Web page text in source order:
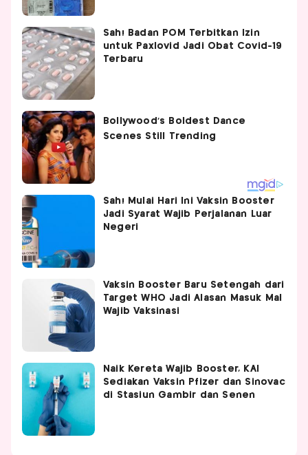
Sah! Badan POM Terbitkan Izin
untuk Paxlovid Jadi Obat Covid-19
Terbaru
Sah! Mulai Hari Ini Vaksin Booster
Jadi Syarat Wajib Perjalanan Luar
Negeri
Vaksin Booster Baru Setengah dari
Target WHO Jadi Alasan Masuk Mal
Wajib Vaksinasi
Naik Kereta Wajib Booster, KAI
Sediakan Vaksin Pfizer dan Sinovac
di Stasiun Gambir dan Senen